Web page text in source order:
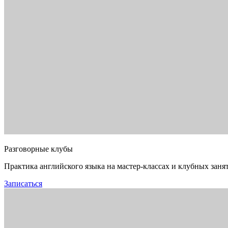
Разговорные клубы
Практика английского языка на мастер-классах и клубных
Записаться